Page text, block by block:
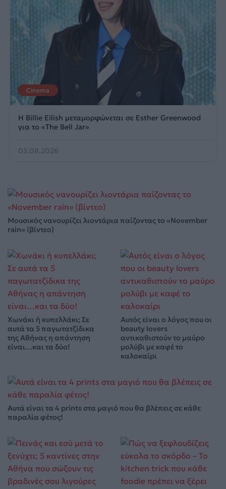
Cinema
Η Billie Eilish μεταμορφώνεται σε Esther Greenwood
για το «The Bell Jar»
05.08.2026
Μουσικός νανουρίζει λιοντάρια παίζοντας το «November
rain» (βίντεο)
Χωνάκι ή κυπελλάκι; Σε
αυτά τα 5 παγωτατζίδικα
της Αθήνας η απάντηση
είναι…και τα δύο!
Αυτός είναι ο λόγος που οι
beauty lovers
αντικαθιστούν το μαύρο
μολύβι με καφέ το
καλοκαίρι
Αυτά είναι τα 4 prints στα μαγιό που θα βλέπεις σε κάθε
παραλία φέτος!